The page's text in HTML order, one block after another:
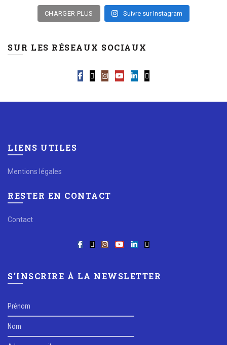
CHARGER PLUS Suivre sur Instagram
SUR LES RÉSEAUX SOCIAUX
LIENS UTILES
Mentions légales
RESTER EN CONTACT
Contact
S’INSCRIRE À LA NEWSLETTER